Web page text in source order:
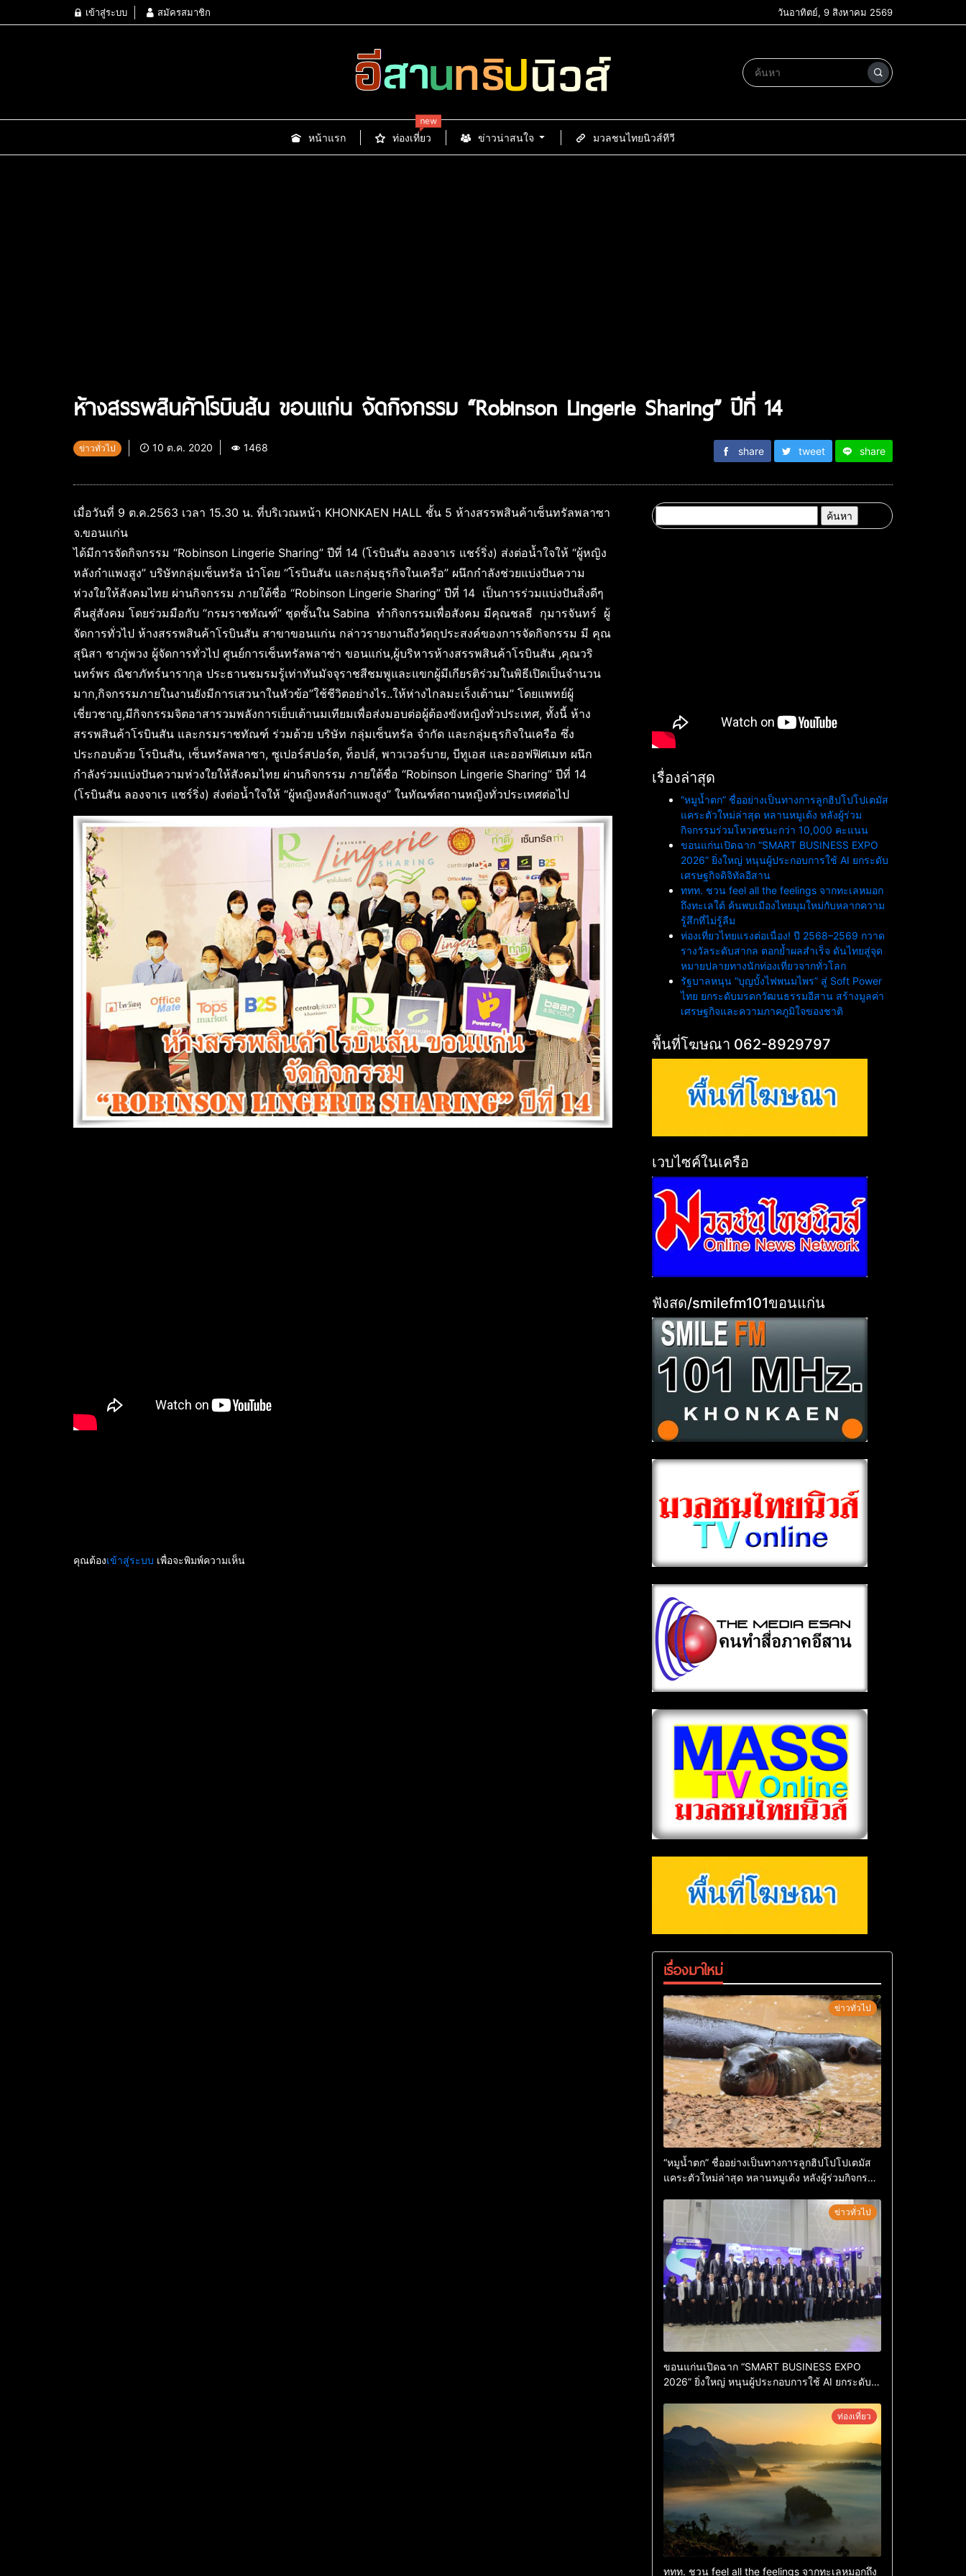
เข้าสู่ระบบ สมัครสมาชิก วันอาทิตย์, 9 สิงหาคม 2569
หน้าแรก ท่องเที่ยว
new
ข่าวน่าสนใจ มวลชนไทยนิวส์ทีวี
ห้างสรรพสินค้าโรบินสัน ขอนแก่น จัดกิจกรรม “Robinson Lingerie Sharing” ปีที่ 14
ข่าวทั่วไป 10 ต.ค. 2020 1468 share tweet share
เมื่อวันที่ 9 ต.ค.2563 เวลา 15.30 น. ที่บริเวณหน้า KHONKAEN HALL ชั้น 5 ห้างสรรพสินค้าเซ็นทรัลพลาซา
จ.ขอนแก่น
ได้มีการจัดกิจกรรม “Robinson Lingerie Sharing” ปีที่ 14 (โรบินสัน ลองจาเร แชร์ริ่ง) ส่งต่อน้ำใจให้ “ผู้หญิง
หลังกำแพงสูง” บริษัทกลุ่มเซ็นทรัล นำโดย “โรบินสัน และกลุ่มธุรกิจในเครือ” ผนึกกำลังช่วยแบ่งปันความ
ห่วงใยให้สังคมไทย ผ่านกิจกรรม ภายใต้ชื่อ “Robinson Lingerie Sharing” ปีที่ 14 เป็นการร่วมแบ่งปันสิ่งดีๆ
คืนสู่สังคม โดยร่วมมือกับ “กรมราชทัณฑ์” ชุดชั้นใน Sabina ทำกิจกรรมเพื่อสังคม มีคุณชลธี กุมารจันทร์ ผู้
จัดการทั่วไป ห้างสรรพสินค้าโรบินสัน สาขาขอนแก่น กล่าวรายงานถึงวัตถุประสงค์ของการจัดกิจกรรม มี คุณ
สุนิสา ชาภู่พวง ผู้จัดการทั่วไป ศูนย์การเซ็นทรัลพลาซ่า ขอนแก่น,ผู้บริหารห้างสรรพสินค้าโรบินสัน ,คุณวริ
นทร์พร ณิชาภัทร์นารากุล ประธานชมรมรู้เท่าทันมัจจุราชสีชมพูและแขกผู้มีเกียรติร่วมในพิธีเปิดเป็นจำนวน
มาก,กิจกรรมภายในงานยังมีการเสวนาในหัวข้อ”ใช้ชีวิตอย่างไร..ให้ห่างไกลมะเร็งเต้านม” โดยแพทย์ผู้
เชี่ยวชาญ,มีกิจกรรมจิตอาสารวมพลังการเย็บเต้านมเทียมเพื่อส่งมอบต่อผู้ต้องขังหญิงทั่วประเทศ, ทั้งนี้ ห้าง
สรรพสินค้าโรบินสัน และกรมราชทัณฑ์ ร่วมด้วย บริษัท กลุ่มเซ็นทรัล จำกัด และกลุ่มธุรกิจในเครือ ซึ่ง
ประกอบด้วย โรบินสัน, เซ็นทรัลพลาซา, ซูเปอร์สปอร์ต, ท็อปส์, พาวเวอร์บาย, บีทูเอส และออฟฟิศเมท ผนึก
กำลังร่วมแบ่งปันความห่วงใยให้สังคมไทย ผ่านกิจกรรม ภายใต้ชื่อ “Robinson Lingerie Sharing” ปีที่ 14
(โรบินสัน ลองจาเร แชร์ริ่ง) ส่งต่อน้ำใจให้ “ผู้หญิงหลังกำแพงสูง” ในทัณฑ์สถานหญิงทั่วประเทศต่อไป
คุณต้องเข้าสู่ระบบ เพื่อจะพิมพ์ความเห็น
สำหรับ:
เรื่องล่าสุด
“หมูน้ำตก” ชื่ออย่างเป็นทางการลูกฮิปโปโปเตมัส
แคระตัวใหม่ล่าสุด หลานหมูเด้ง หลังผู้ร่วม
กิจกรรมร่วมโหวตชนะกว่า 10,000 คะแนน
ขอนแก่นเปิดฉาก “SMART BUSINESS EXPO
2026” ยิ่งใหญ่ หนุนผู้ประกอบการใช้ AI ยกระดับ
เศรษฐกิจดิจิทัลอีสาน
ททท. ชวน feel all the feelings จากทะเลหมอก
ถึงทะเลใต้ ค้นพบเมืองไทยมุมใหม่กับหลากความ
รู้สึกที่ไม่รู้ลืม
ท่องเที่ยวไทยแรงต่อเนื่อง! ปี 2568–2569 กวาด
รางวัลระดับสากล ตอกย้ำผลสำเร็จ ดันไทยสู่จุด
หมายปลายทางนักท่องเที่ยวจากทั่วโลก
รัฐบาลหนุน “บุญบั้งไฟพนมไพร” สู่ Soft Power
ไทย ยกระดับมรดกวัฒนธรรมอีสาน สร้างมูลค่า
เศรษฐกิจและความภาคภูมิใจของชาติ
พื้นที่โฆษณา 062-8929797
เวบไซค์ในเครือ
ฟังสด/smilefm101ขอนแก่น
เรื่องมาใหม่
ข่าวทั่วไป
“หมูน้ำตก” ชื่ออย่างเป็นทางการลูกฮิปโปโปเตมัส
แคระตัวใหม่ล่าสุด หลานหมูเด้ง หลังผู้ร่วมกิจกรรม
ข่าวทั่วไป
ขอนแก่นเปิดฉาก “SMART BUSINESS EXPO
2026” ยิ่งใหญ่ หนุนผู้ประกอบการใช้ AI ยกระดับ
ท่องเที่ยว
ททท. ชวน feel all the feelings จากทะเลหมอกถึง